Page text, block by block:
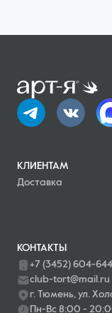
КЛИЕНТАМ
Доставка
КОНТАКТЫ
+7 (3452) 604-644
club-tort@mail.ru
г. Тюмень, ул.
Пн-Вс 8:00 -